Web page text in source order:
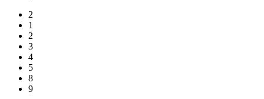
2
1
2
3
4
5
8
9